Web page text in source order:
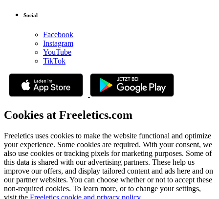
Social
Facebook
Instagram
YouTube
TikTok
Cookies at Freeletics.com
Freeletics uses cookies to make the website functional and optimize
your experience. Some cookies are required. With your consent, we
also use cookies or tracking pixels for marketing purposes. Some of
this data is shared with our advertising partners. These help us
improve our offers, and display tailored content and ads here and on
our partner websites. You can choose whether or not to accept these
non-required cookies. To learn more, or to change your settings,